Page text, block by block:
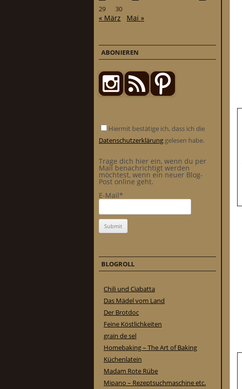
29
30
« März Mai »
ABONIEREN
Hiermit bestätige ich, dass ich die
Datenschutzerklärung gelesen habe.
Trage dich hier ein, wenn du per
Mail benachrichtigt werden
möchtest, wenn ein neuer Blog-
Post online geht.
E-Mail*
BLOGROLL
Chili und Ciabatta
Das Mädel vom Land
Der Brotdoc
Feine Köstlichkeiten
grain de sel
Homebaking – The Art of Baking
Küchenlatein
Madam Rote Rübe
Mipano – Rezeptsuchmaschine etc.